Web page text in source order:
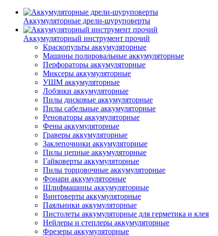
Аккумуляторные дрели-шуруповерты
Аккумуляторный инструмент прочий
Краскопульты аккумуляторные
Машины полировальные аккумуляторные
Перфораторы аккумуляторные
Миксеры аккумуляторные
УШМ аккумуляторные
Лобзики аккумуляторные
Пилы дисковые аккумуляторные
Пилы сабельные аккумуляторные
Реноваторы аккумуляторные
Фены аккумуляторные
Граверы аккумуляторные
Заклепочники аккумуляторные
Пилы цепные аккумуляторные
Гайковерты аккумуляторные
Пилы торцовочные аккумуляторные
Фонари аккумуляторные
Шлифмашины аккумуляторные
Винтоверты аккумуляторные
Паяльники аккумуляторные
Пистолеты аккумуляторные для герметика и клея
Нейлеры и степлеры аккумуляторные
Фрезеры аккумуляторные